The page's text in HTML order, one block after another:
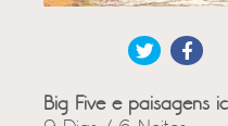
Big Five e paisagens